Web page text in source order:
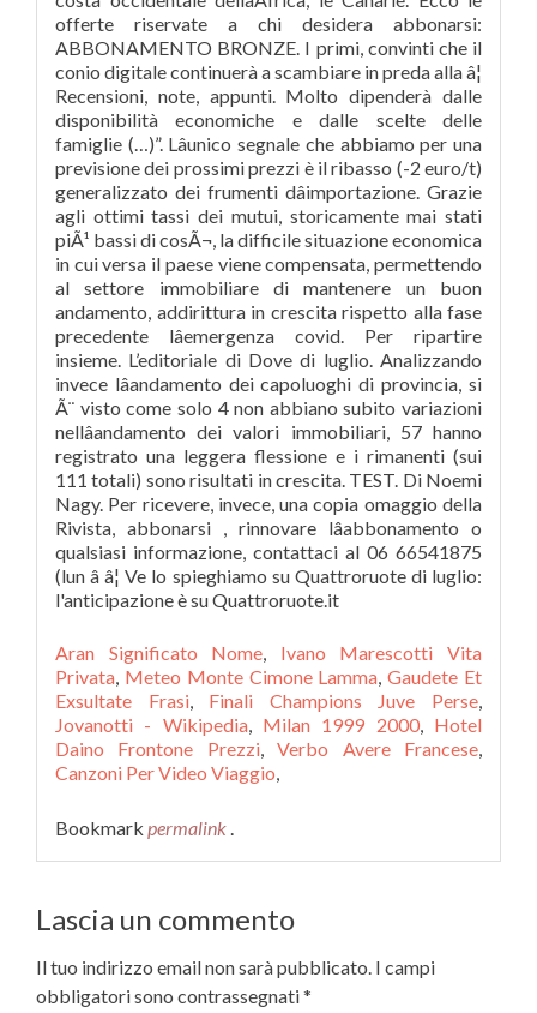
Aran Significato Nome, Ivano Marescotti Vita
Privata, Meteo Monte Cimone Lamma,Gaudete Et
Exsultate Frasi, Finali Champions Juve Perse,
Jovanotti - Wikipedia, Milan 1999 2000, Hotel
Daino Frontone Prezzi,Verbo Avere Francese,
Canzoni Per Video Viaggio,
Bookmark permalink .
Lascia un commento
Il tuo indirizzo email non sarà pubblicato. I campi
obbligatori sono contrassegnati*